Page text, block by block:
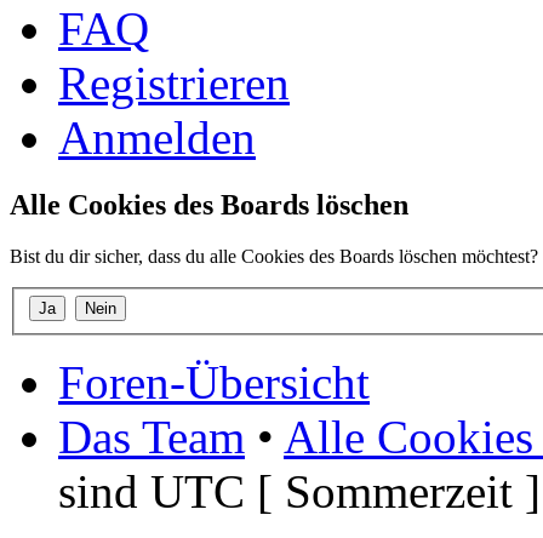
FAQ
Registrieren
Anmelden
Alle Cookies des Boards löschen
Bist du dir sicher, dass du alle Cookies des Boards löschen möchtest?
Foren-Übersicht
Das Team • Alle Cookies
sind UTC [ Sommerzeit ]